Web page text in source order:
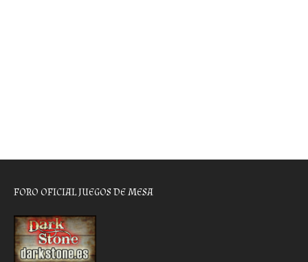
FORO OFICIAL JUEGOS DE MESA